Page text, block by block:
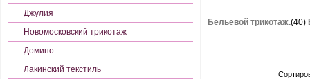
Джулия
Новомосковский трикотаж
Домино
Лакинский текстиль
Бельевой трикотаж.(40)